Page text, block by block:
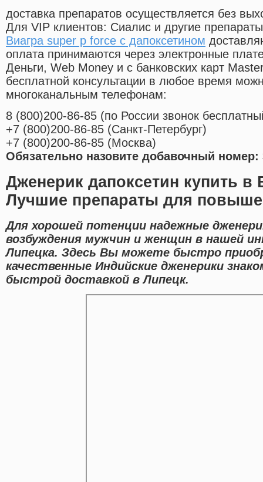
доставка препаратов осуществляется без
Для VIP клиентов: Сиалис и другие
Виагра super p force с дапоксетином
оплата принимаются через электронные
Деньги, Web Money и с банковских карт
бесплатной консультации в любое время
многоканальным телефонам:
8 (800)200-86-85 (по России звонок
+7 (800)200-86-85 (Санкт-Петербург)
+7 (800)200-86-85 (Москва)
Обязательно назовите добавочный номер:
Дженерик дапоксетин купить в
Лучшие препараты для
Для хорошей потенции надежные
возбуждения мужчин и женщин в нашей
Липецка. Здесь Вы можете быстро
качественные Индийские дженерики
быстрой доставкой в Липецк.